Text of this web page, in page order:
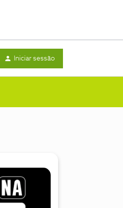
Iniciar sessão